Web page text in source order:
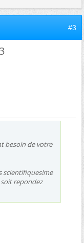
#3
besoin de votre
scientifiques!me
repondez